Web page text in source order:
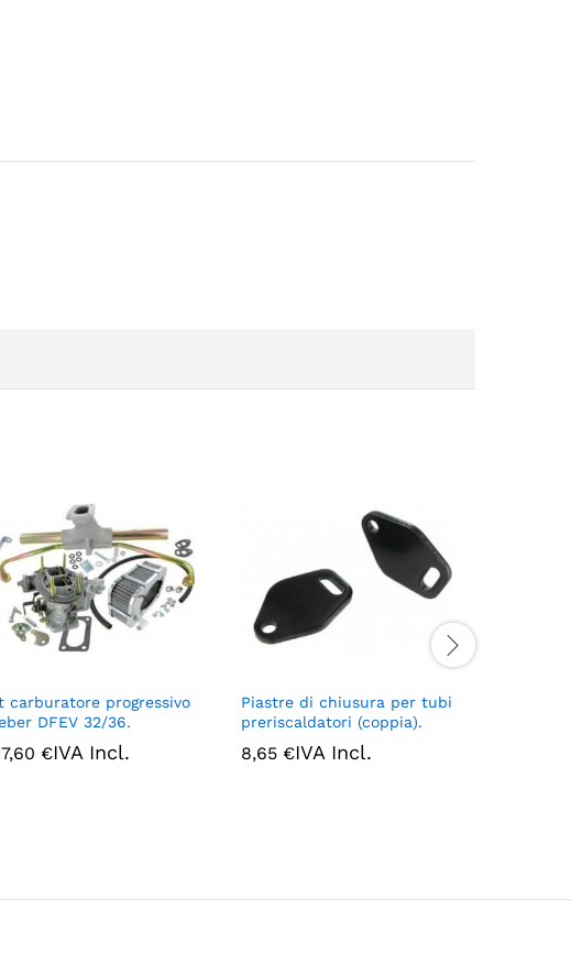
carburatore progressivo
DFEV 32/36.
€IVA Incl.
Piastre di chiusura per tubi
preriscaldatori (coppia).
8,65 €IVA Incl.